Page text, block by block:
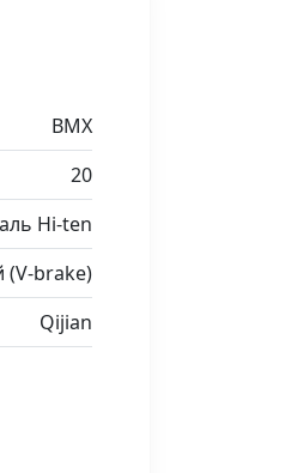
BMX
20
Hi-ten
brake)
Qijian